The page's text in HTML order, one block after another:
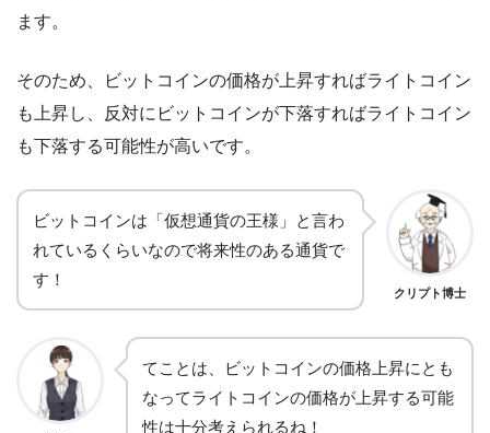
ます。
そのため、ビットコインの価格が上昇すればライトコイン
も上昇し、反対にビットコインが下落すればライトコイン
も下落する可能性が高いです。
ビットコインは「仮想通貨の王様」と言わ
れているくらいなので将来性のある通貨で
す！
クリプト博士
てことは、ビットコインの価格上昇にとも
なってライトコインの価格が上昇する可能
性は十分考えられるね！